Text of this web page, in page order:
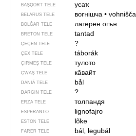
BAŞQORT TELE усаҡ
BELARUS TELE вогнішча• vohnišča
BOLĞAR TELE лагерен огън
BRETON TELE tantad
ÇEÇEN TELE ?
ÇEX TELE táborák
ÇIRMEŞ TELE тулото
ÇWAŞ TELE кӑвайт
DANIÄ TELE bål
DARGIN TELE ?
ERZA TELE толпандя
ESPERANTO lignofajro
ESTON TELE lõke
FARER TELE bál, legubál